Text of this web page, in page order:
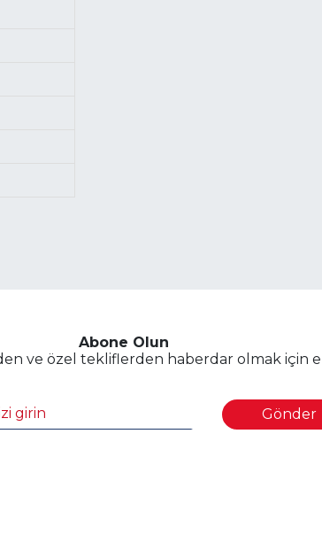
Abone Olun
ve özel tekliflerden haberdar olmak için e-
Gönder